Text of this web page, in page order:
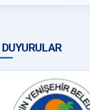
DUYURULAR